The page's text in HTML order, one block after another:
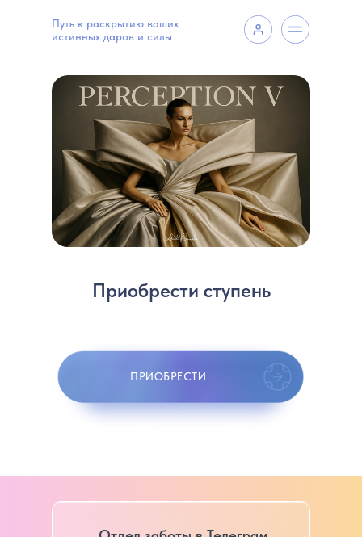
Путь к раскрытию ваших
истинных даров и силы
Приобрести ступень
ПРИОБРЕСТИ